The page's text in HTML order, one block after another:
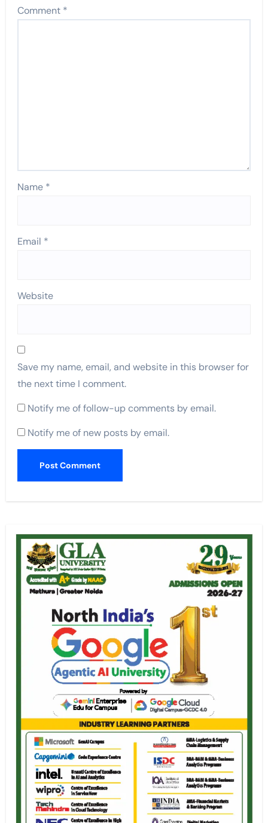
Comment *
Name *
Email *
Website
Save my name, email, and website in this browser for
the next time I comment.
Notify me of follow-up comments by email.
Notify me of new posts by email.